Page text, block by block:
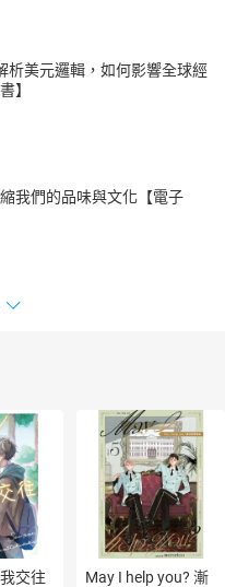
析美元邏輯，如何影響全球經
】
我們的品味與文化【電子
交往
May I help you? 漸